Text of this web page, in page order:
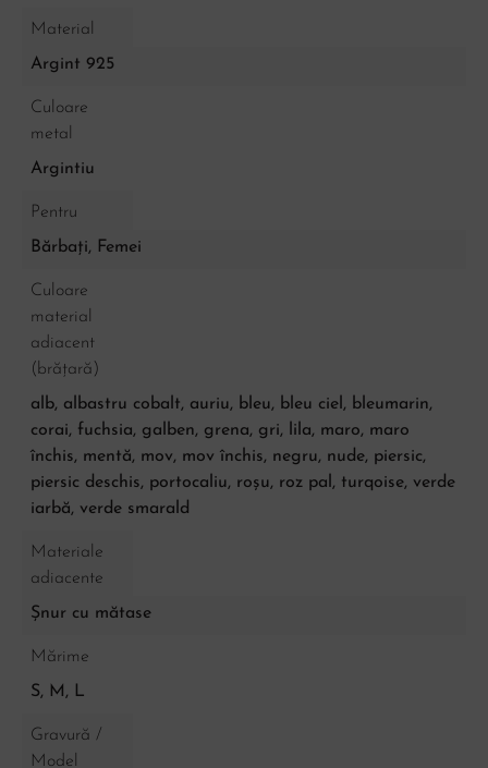
Material
Argint 925
Culoare
metal
Argintiu
Pentru
Bărbați, Femei
Culoare
material
adiacent
(brățară)
alb, albastru cobalt, auriu, bleu, bleu ciel, bleumarin,
corai, fuchsia, galben, grena, gri, lila, maro, maro
închis, mentă, mov, mov închis, negru, nude, piersic,
piersic deschis, portocaliu, roșu, roz pal, turqoise, verde
iarbă, verde smarald
Materiale
adiacente
Șnur cu mătase
Mărime
S, M, L
Gravură /
Model